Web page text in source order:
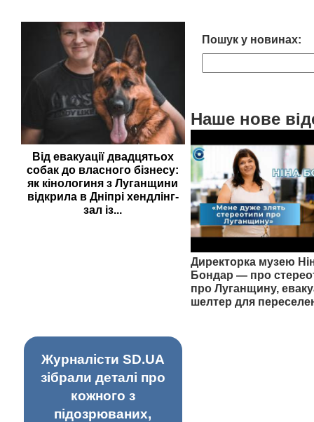
Від евакуації двадцятьох
собак до власного бізнесу:
як кінологиня з Луганщини
відкрила в Дніпрі хендлінг-
зал із...
Пошук у новинах:
Наше нове
Директорка музею
Бондар — про
про Луганщину,
шелтер для
Журналісти SD.UA
зібрали деталі про
кожного з
підозрюваних,